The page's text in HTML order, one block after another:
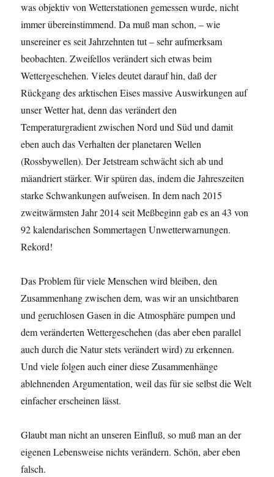
was objektiv von Wetterstationen gemessen wurde, nicht
immer übereinstimmend. Da muß man schon, – wie
unsereiner es seit Jahrzehnten tut – sehr aufmerksam
beobachten. Zweifellos verändert sich etwas beim
Wettergeschehen. Vieles deutet darauf hin, daß der
Rückgang des arktischen Eises massive Auswirkungen auf
unser Wetter hat, denn das verändert den
Temperaturgradient zwischen Nord und Süd und damit
eben auch das Verhalten der planetaren Wellen
(Rossbywellen). Der Jetstream schwächt sich ab und
mäandriert stärker. Wir spüren das, indem die Jahreszeiten
starke Schwankungen aufweisen. In dem nach 2015
zweitwärmsten Jahr 2014 seit Meßbeginn gab es an 43 von
92 kalendarischen Sommertagen Unwetterwarnungen.
Rekord!
Das Problem für viele Menschen wird bleiben, den
Zusammenhang zwischen dem, was wir an unsichtbaren
und geruchlosen Gasen in die Atmosphäre pumpen und
dem veränderten Wettergeschehen (das aber eben parallel
auch durch die Natur stets verändert wird) zu erkennen.
Und viele folgen auch einer diese Zusammenhänge
ablehnenden Argumentation, weil das für sie selbst die Welt
einfacher erscheinen lässt.
Glaubt man nicht an unseren Einfluß, so muß man an der
eigenen Lebensweise nichts verändern. Schön, aber eben
falsch.